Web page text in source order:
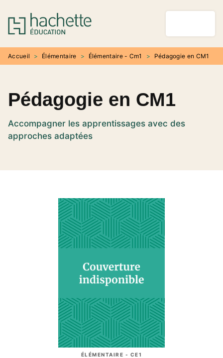
MENU RECHERCHE
PIED DE PAGE
Accueil > Élémentaire > Élémentaire - Cm1 > Pédagogie en CM1
Pédagogie en CM1
Accompagner les apprentissages avec des
approches adaptées
ÉLÉMENTAIRE - CE1